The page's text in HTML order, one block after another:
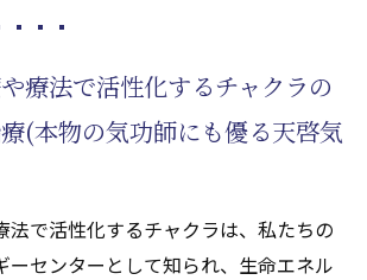
療法で活性化するチャクラの
(本物の気功師にも優る天啓気
法で活性化するチャクラは、私たちの
ーセンターとして知られ、生命エネル